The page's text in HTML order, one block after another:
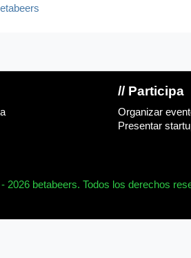
// Participa
Organizar
Presentar
2026 betabeers. Todos los derechos